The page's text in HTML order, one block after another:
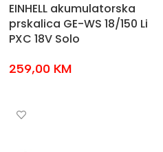
EINHELL akumulatorska
prskalica GE-WS 18/150 Li
PXC 18V Solo
259,00 KM